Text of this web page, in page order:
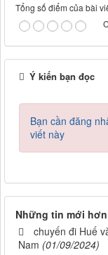
Tổng số điểm của bài
Ý kiến bạn đọc
Bạn cần đăng
viết này
Những tin mới hơn
chuyến đi Huế
Nam (01/09/2024)